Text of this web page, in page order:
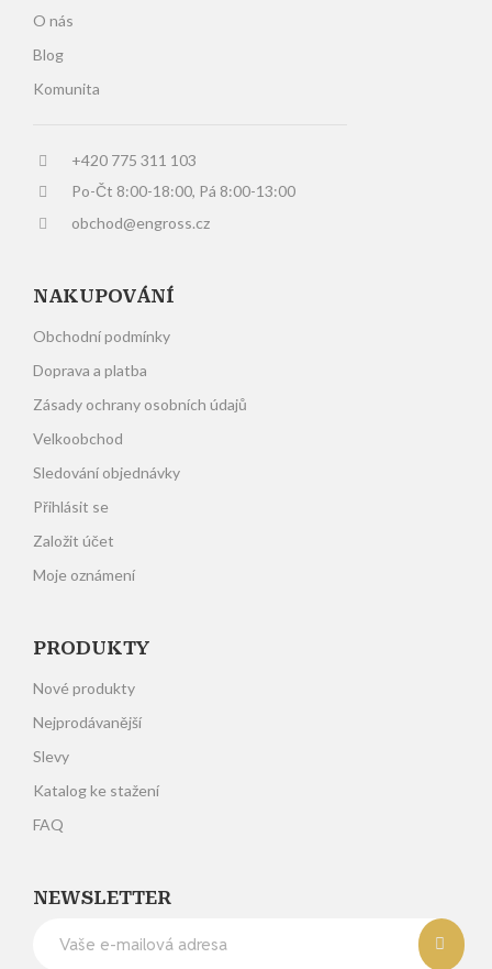
O nás
Blog
Komunita
+420 775 311 103
Po-Čt 8:00-18:00, Pá 8:00-13:00
obchod@engross.cz
NAKUPOVÁNÍ
Obchodní podmínky
Doprava a platba
Zásady ochrany osobních údajů
Velkoobchod
Sledování objednávky
Přihlásit se
Založit účet
Moje oznámení
PRODUKTY
Nové produkty
Nejprodávanější
Slevy
Katalog ke stažení
FAQ
NEWSLETTER